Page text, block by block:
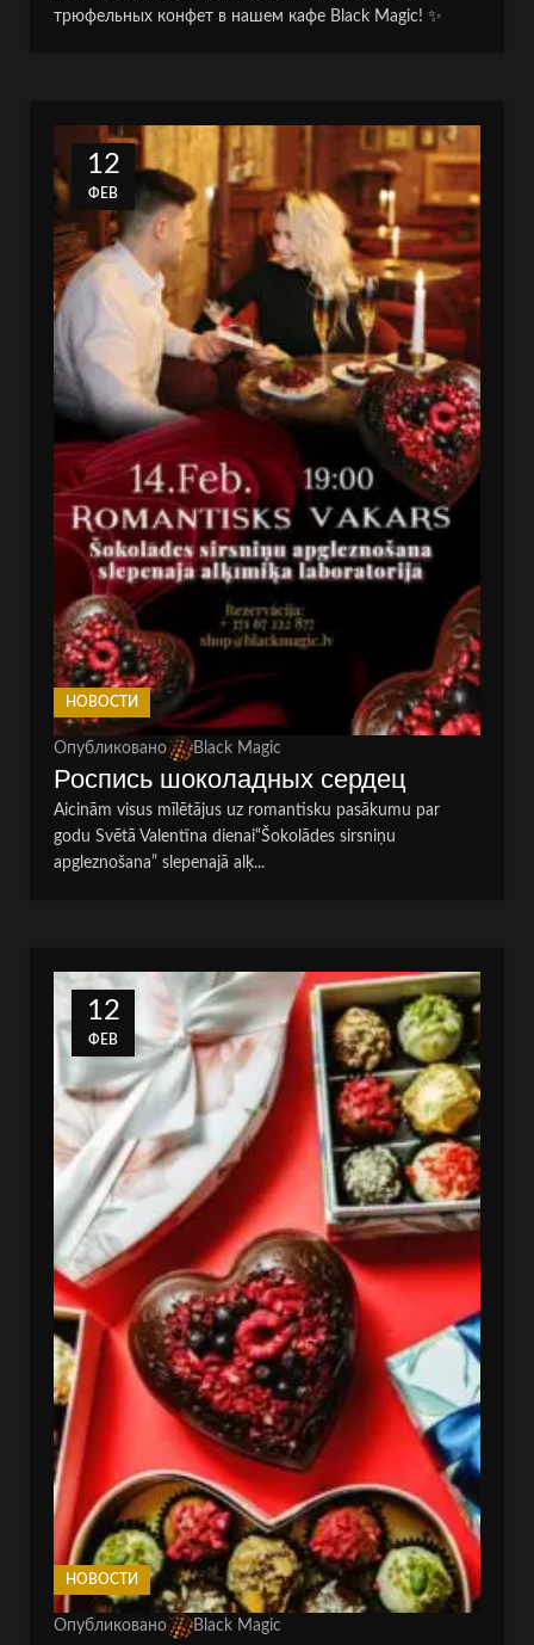
трюфельных конфет в нашем кафе Black Magic! ✨
12
ФЕВ
НОВОСТИ
Опубликовано Black Magic
Роспись шоколадных сердец
Aicinām visus mīlētājus uz romantisku pasākumu par
godu Svētā Valentīna dienai“Šokolādes sirsniņu
apgleznošana” slepenajā alķ...
12
ФЕВ
НОВОСТИ
Опубликовано Black Magic